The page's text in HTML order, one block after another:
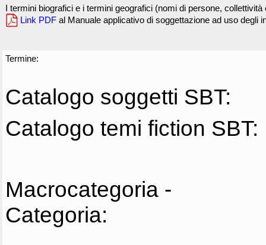
I termini biografici e i termini geografici (nomi di persone,
Link PDF al Manuale applicativo di soggettazione ad uso degli
Termine:
Catalogo soggetti SBT:
Catalogo temi fiction SBT:
Macrocategoria -
Categoria: